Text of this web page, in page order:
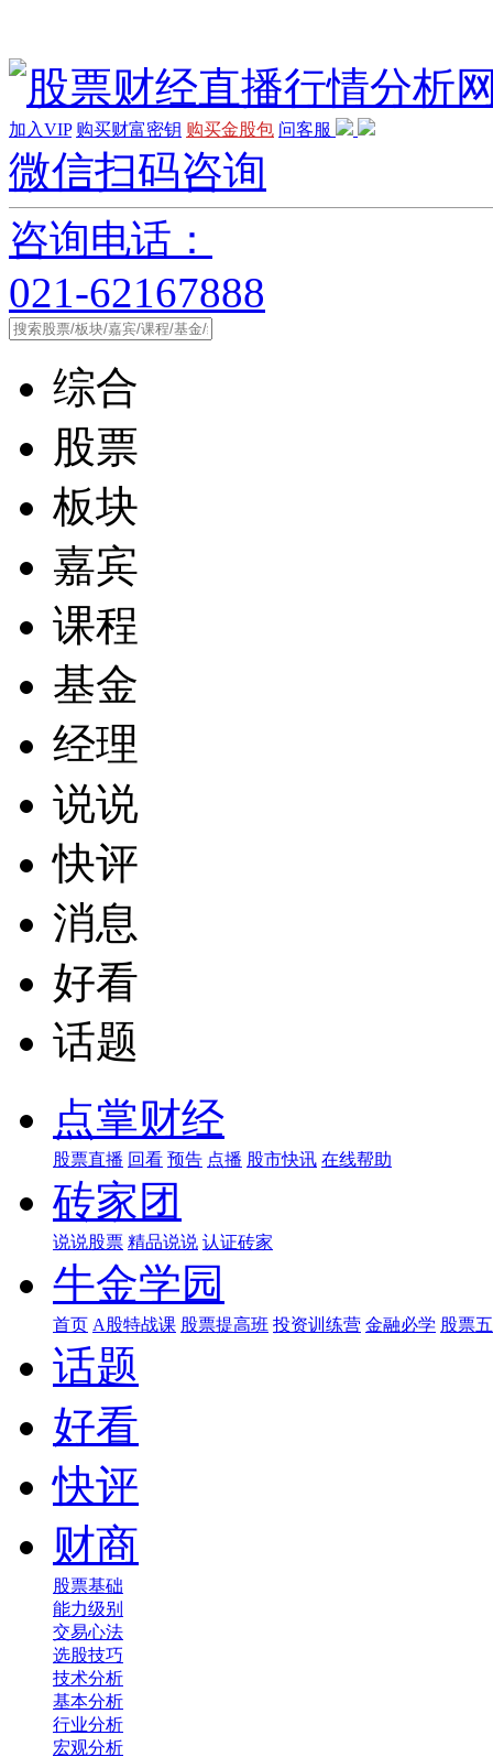
加入VIP 购买财富密钥 购买金股包 问客服
微信扫码咨询
咨询电话：
021-62167888
综合
股票
板块
嘉宾
课程
基金
经理
说说
快评
消息
好看
话题
点掌财经
股票直播 回看 预告 点播 股市快讯 在线帮助
砖家团
说说股票 精品说说 认证砖家
牛金学园
首页 A股特战课 股票提高班 投资训练营 金融必学 股票
话题
好看
快评
财商
股票基础
能力级别
交易心法
选股技巧
技术分析
基本分析
行业分析
宏观分析